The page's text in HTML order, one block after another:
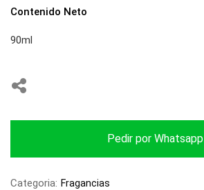
Contenido Neto
90ml
Pedir por Whatsapp
Categoria: Fragancias